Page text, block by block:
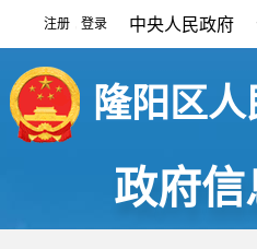
注册 登录 中央人民政府
隆阳区
政府